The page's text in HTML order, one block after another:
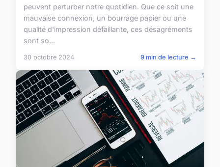
peuvent perturber notre quotidien. Que ce soit une
mauvaise connexion, un bourrage papier ou une
qualité d'impression défaillante, ces désagréments
sont so...
30 octobre 2024 9 min de lecture →